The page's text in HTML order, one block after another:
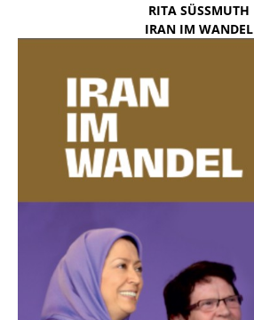
RITA SÜSSMUTH
IRAN IM WANDEL